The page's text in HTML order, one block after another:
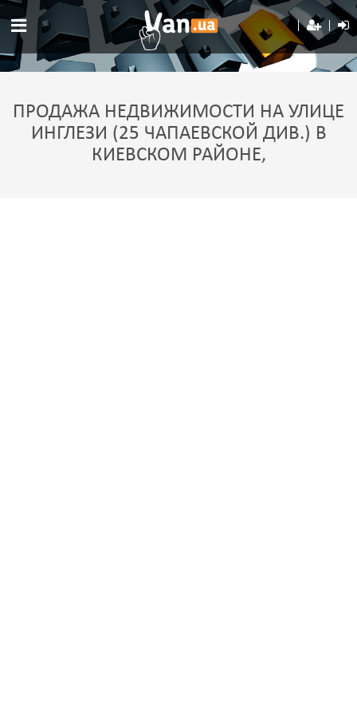
ПРОДАЖА НЕДВИЖИМОСТИ НА УЛИЦЕ
ИНГЛЕЗИ (25 ЧАПАЕВСКОЙ ДИВ.) В
КИЕВСКОМ РАЙОНЕ,